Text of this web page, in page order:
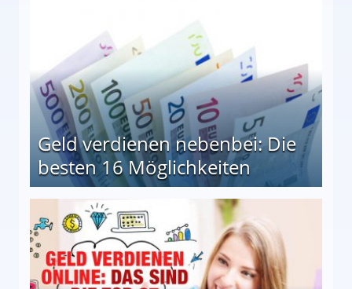
Geld verdienen nebenbei: Die
besten 16 Möglichkeiten